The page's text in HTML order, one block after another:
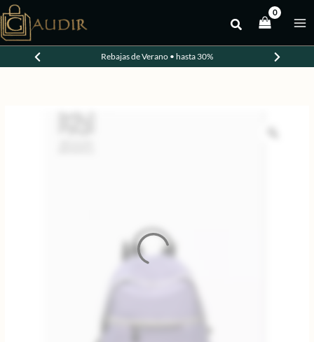
al
contenido
Rebajas de Verano • hasta 30%
-50%